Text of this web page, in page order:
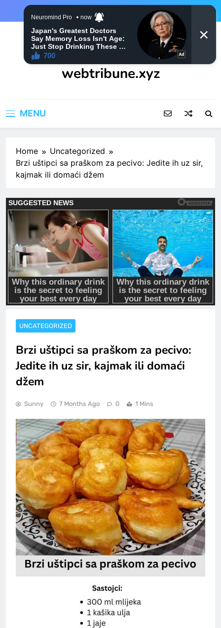
webtribune.xyz
MENU
Home
Uncategorized
Brzi uštipci sa praškom za pecivo: Jedite ih uz sir,
kajmak ili domaći džem
UNCATEGORIZED
Brzi uštipci sa praškom za pecivo:
Jedite ih uz sir, kajmak ili domaći
džem
Sunny 7 Months Ago 0 1 Mins